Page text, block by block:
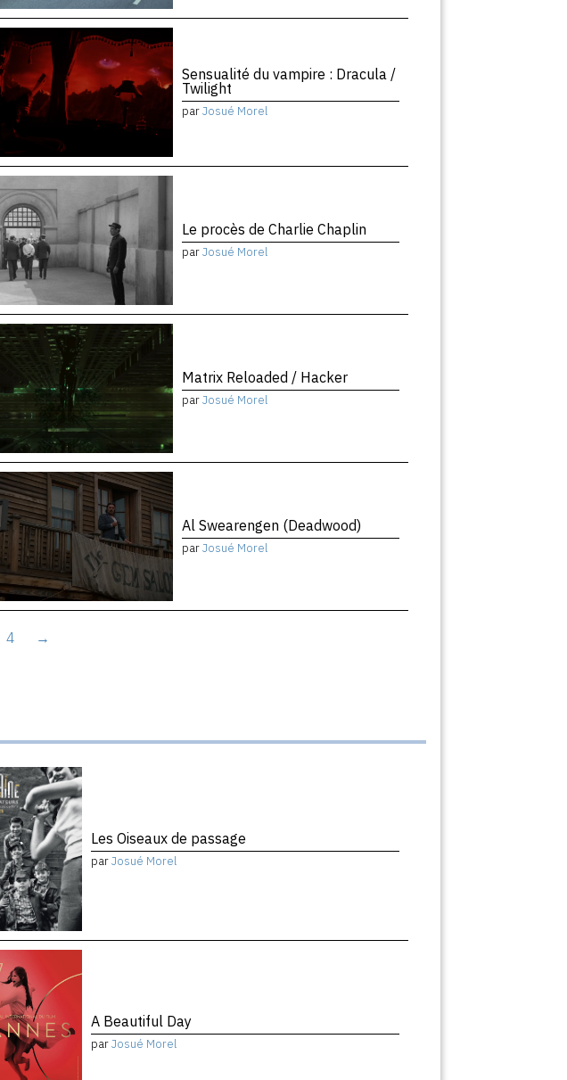
Sensualité du vampire : Dracula /
Twilight
parJosué Morel
Le procès de Charlie Chaplin
parJosué Morel
Matrix Reloaded / Hacker
parJosué Morel
Al Swearengen (Deadwood)
parJosué Morel
4 →
Les Oiseaux de passage
parJosué Morel
A Beautiful Day
parJosué Morel